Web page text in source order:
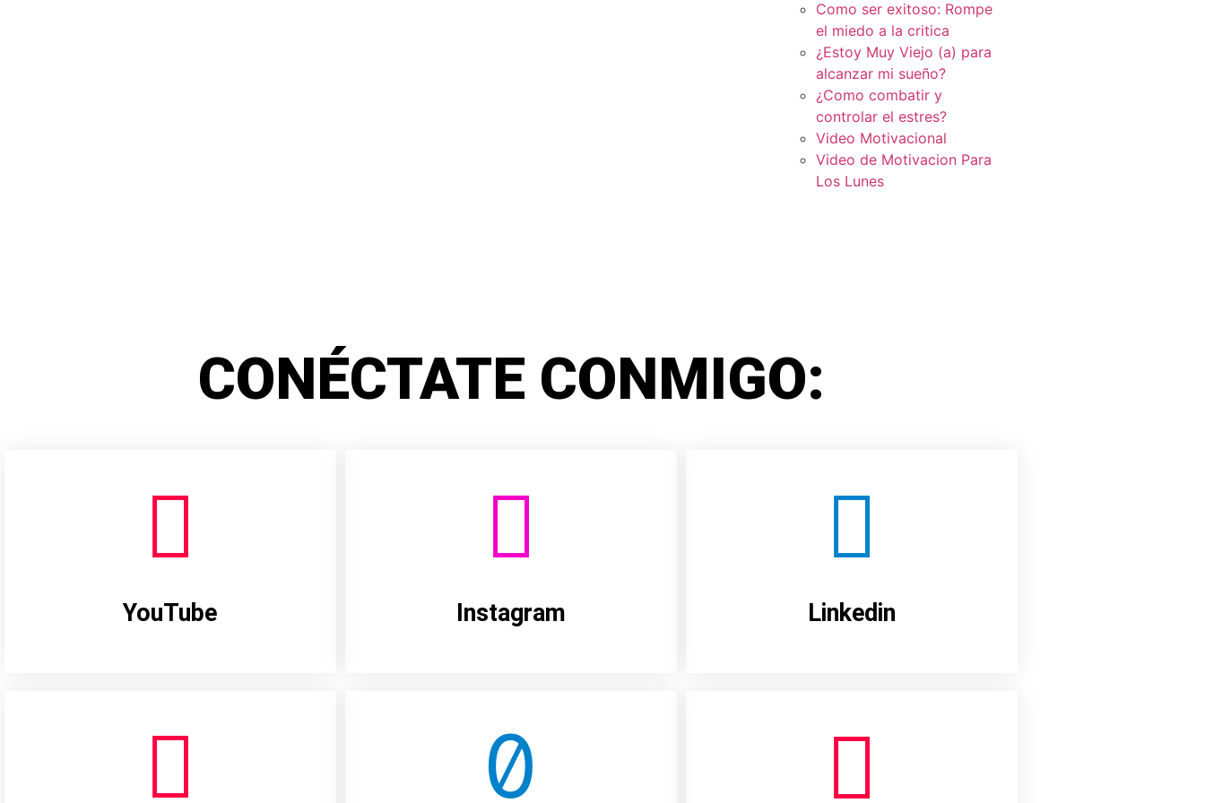
Como ser exitoso: Rompe
el miedo a la critica
¿Estoy Muy Viejo (a) para
alcanzar mi sueño?
¿Como combatir y
controlar el estres?
Video Motivacional
Video de Motivacion Para
Los Lunes
CONÉCTATE CONMIGO:
YouTube Instagram Linkedin